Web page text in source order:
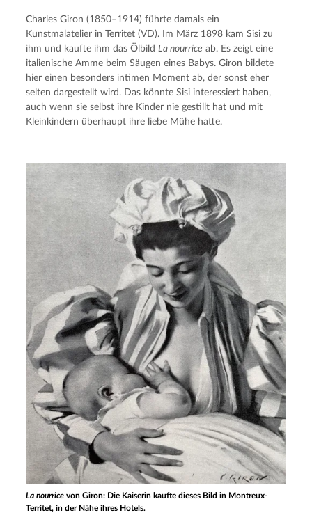
Charles Giron (1850–1914) führte damals ein
Kunstmalatelier in Territet (VD). Im März 1898 kam Sisi zu
ihm und kaufte ihm das Ölbild La nourrice ab. Es zeigt eine
italienische Amme beim Säugen eines Babys. Giron bildete
hier einen besonders intimen Moment ab, der sonst eher
selten dargestellt wird. Das könnte Sisi interessiert haben,
auch wenn sie selbst ihre Kinder nie gestillt hat und mit
Kleinkindern überhaupt ihre liebe Mühe hatte.
La nourrice von Giron: Die Kaiserin kaufte dieses Bild in Montreux-
Territet, in der Nähe ihres Hotels.